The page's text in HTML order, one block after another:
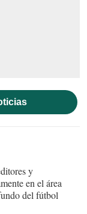
y
en el área
del fútbol